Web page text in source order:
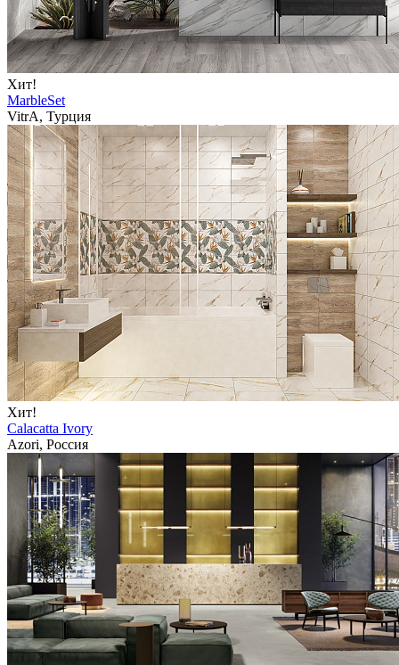
Хит!
MarbleSet
VitrA, Турция
Хит!
Calacatta Ivory
Azori, Россия